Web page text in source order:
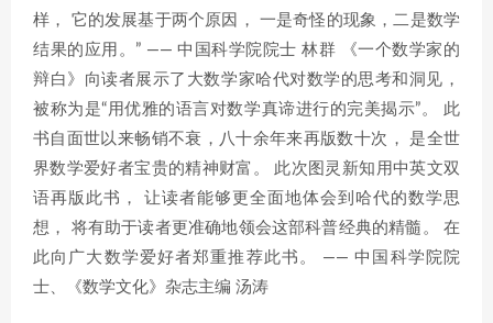
样， 它的发展基于两个原因， 一是奇怪的现象，二是数学
结果的应用。” —— 中国科学院院士 林群 《一个数学家的
辩白》向读者展示了大数学家哈代对数学的思考和洞见，
被称为是“用优雅的语言对数学真谛进行的完美揭示”。 此
书自面世以来畅销不衰，八十余年来再版数十次， 是全世
界数学爱好者宝贵的精神财富。 此次图灵新知用中英文双
语再版此书， 让读者能够更全面地体会到哈代的数学思
想， 将有助于读者更准确地领会这部科普经典的精髓。 在
此向广大数学爱好者郑重推荐此书。 —— 中国科学院院
士、《数学文化》杂志主编 汤涛